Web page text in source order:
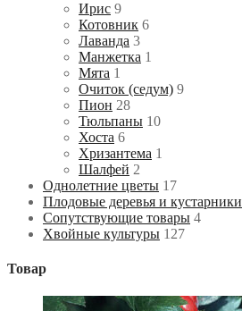
Ирис 9
Котовник 6
Лаванда 3
Манжетка 1
Мята 1
Очиток (седум) 9
Пион 28
Тюльпаны 10
Хоста 6
Хризантема 1
Шалфей 2
Однолетние цветы 17
Плодовые деревья и кустарники
Сопутствующие товары 4
Хвойные культуры 127
Товар